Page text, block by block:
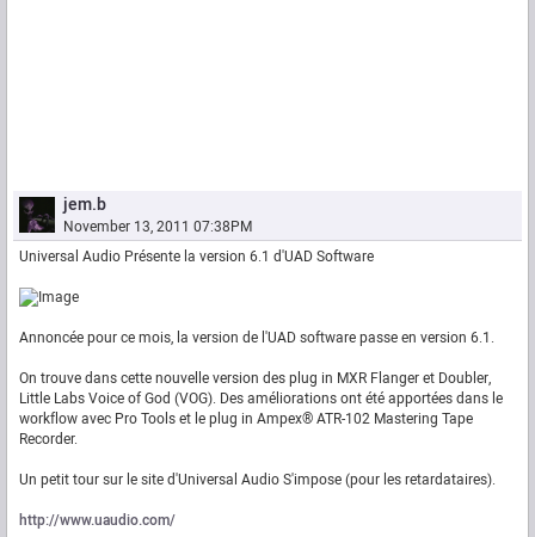
jem.b
November 13, 2011 07:38PM
Universal Audio Présente la version 6.1 d'UAD Software
Annoncée pour ce mois, la version de l'UAD software passe en version 6.1.
On trouve dans cette nouvelle version des plug in MXR Flanger et Doubler,
Little Labs Voice of God (VOG). Des améliorations ont été apportées dans le
workflow avec Pro Tools et le plug in Ampex® ATR-102 Mastering Tape
Recorder.
Un petit tour sur le site d'Universal Audio S'impose (pour les retardataires).
http://www.uaudio.com/